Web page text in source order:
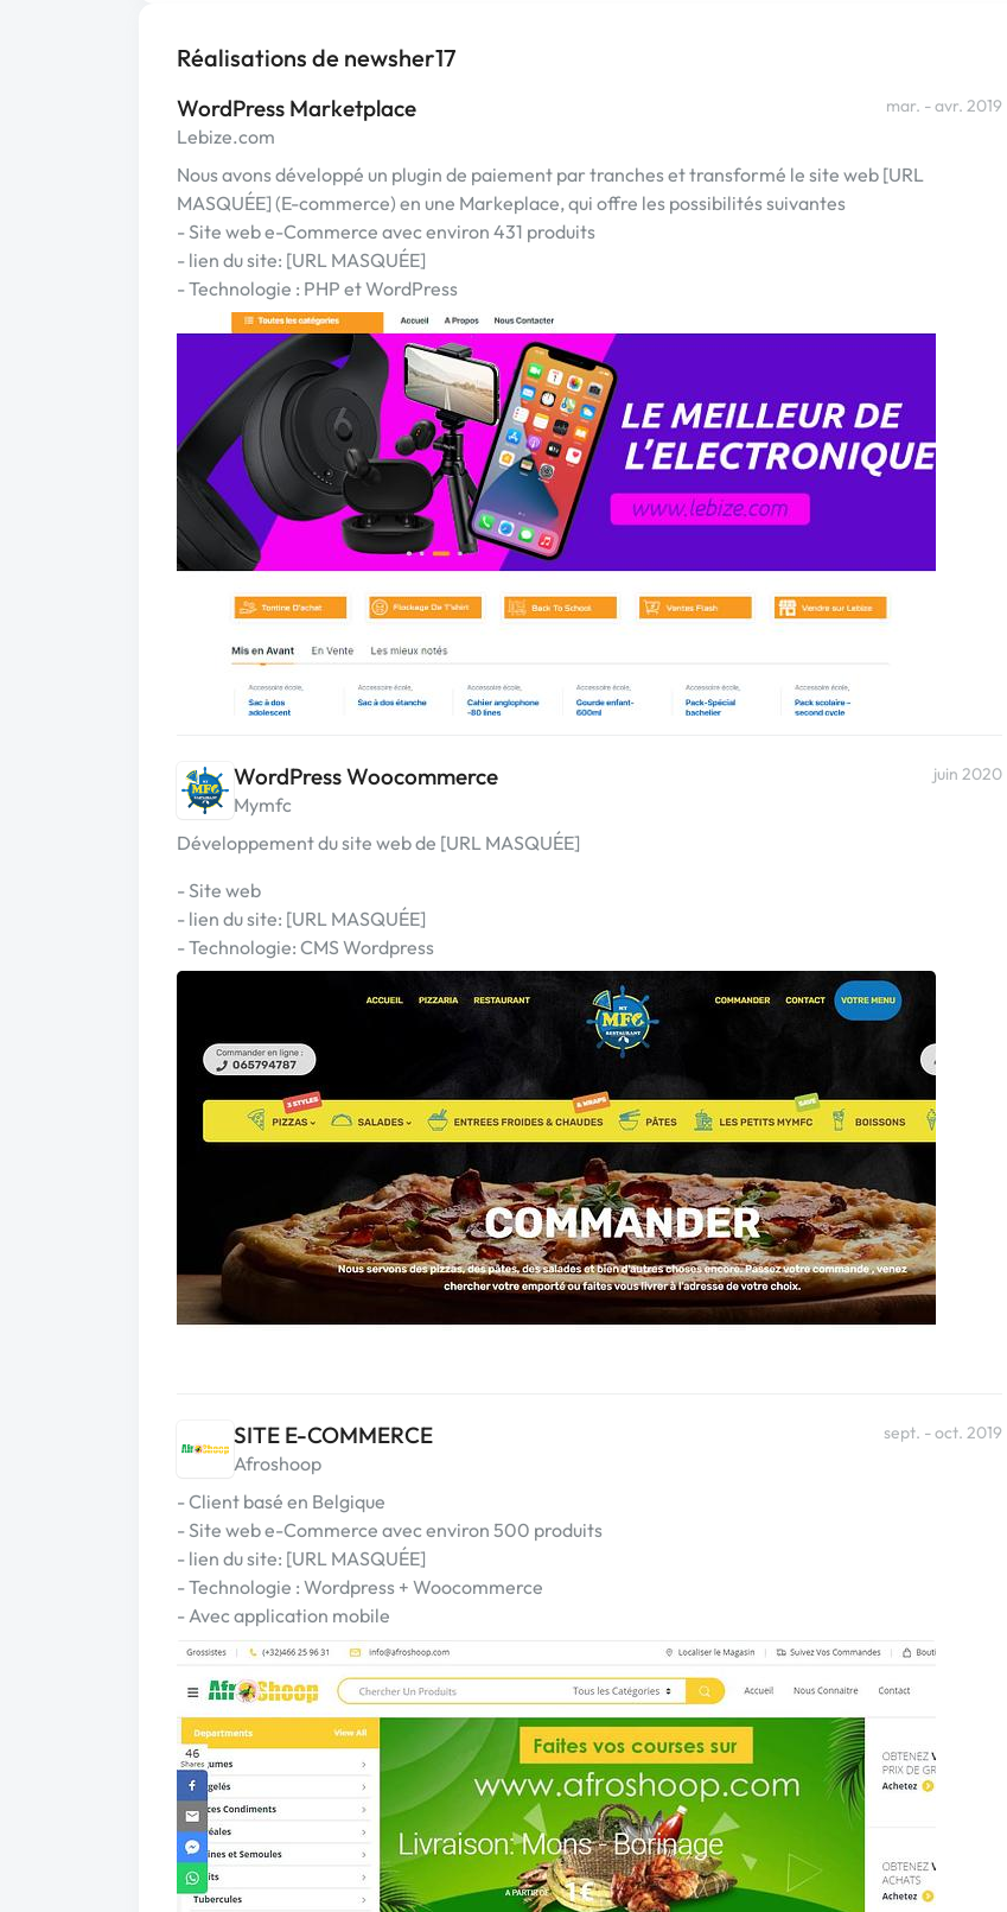
Réalisations de newsher17
WordPress Marketplace
Lebize.com
mar. - avr. 2019
Nous avons développé un plugin de paiement par tranches et transformé le site web [URL
MASQUÉE] (E-commerce) en une Markeplace, qui offre les possibilités suivantes
- Site web e-Commerce avec environ 431 produits
- lien du site: [URL MASQUÉE]
- Technologie : PHP et WordPress
WordPress Woocommerce
Mymfc
juin 2020
Développement du site web de [URL MASQUÉE]
- Site web
- lien du site: [URL MASQUÉE]
- Technologie: CMS Wordpress
SITE E-COMMERCE
Afroshoop
sept. - oct. 2019
- Client basé en Belgique
- Site web e-Commerce avec environ 500 produits
- lien du site: [URL MASQUÉE]
- Technologie : Wordpress + Woocommerce
- Avec application mobile